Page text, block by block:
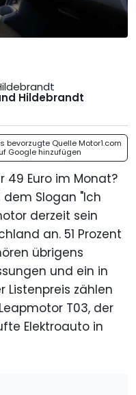
Hildebrandt
bevorzugte Quelle Motor1.com
Google hinzufügen
49 Euro im Monat?
Slogan "Ich
derzeit sein
an. 51 Prozent
übrigens
und ein in
zählen
T03, der
Elektroauto in